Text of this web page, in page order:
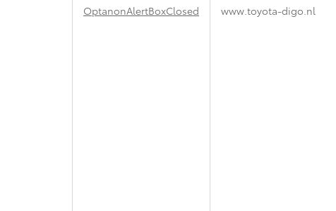
noodzakelijke
OptanonAlertBoxClosed www.toyota-digo.nl